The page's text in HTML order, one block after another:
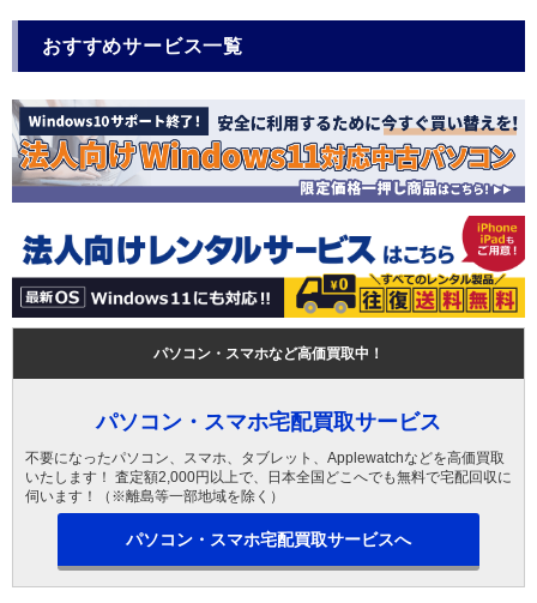
おすすめサービス一覧
パソコン・スマホなど高価買取中！
パソコン・スマホ宅配買取サービス
不要になったパソコン、スマホ、タブレット、Applewatchなどを高価買取
いたします！ 査定額2,000円以上で、日本全国どこへでも無料で宅配回収に
伺います！（※離島等一部地域を除く）
パソコン・スマホ宅配買取サービスへ